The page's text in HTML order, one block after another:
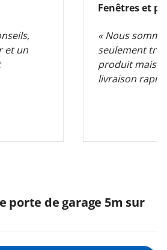
et un
Fenêtres et
« Nous
seulement
produit mais
livraison
porte de garage 5m sur